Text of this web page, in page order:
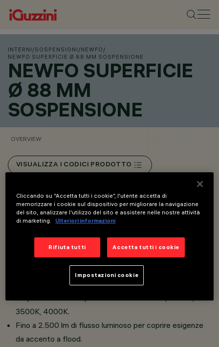
INTERNI /SOSPENSIONI /NEWFO /
NEWFO SUPERFICIE Ø 88 MM SOSPENSIONE
NEWFO SUPERFICIE
Ø 88 MM
SOSPENSIONE
OVERVIEW
VISUALIZZA I CODICI PRODOTTO
Overview
basetta incasso per integrazione discreta in qualsiasi
ambiente.
diverse tipologie di controllo in base alla configurazione.
3500K, 4000K.
Fino a 2.500 lm di flusso luminoso per coprire esigenze
da accento a flood.
Cliccando su “Accetta tutti i cookie”, l'utente accetta di
memorizzare i cookie sul dispositivo per migliorare la navigazione
del sito, analizzare l'utilizzo del sito e assistere nelle nostre attività
di marketing.
Ulteriori informazioni
Rifiuta tutti Accetta tutti i cookie
Impostazioni cookie